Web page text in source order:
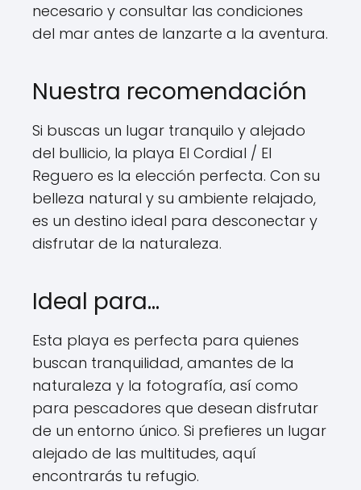
necesario y consultar las condiciones
del mar antes de lanzarte a la aventura.
Nuestra recomendación
Si buscas un lugar tranquilo y alejado
del bullicio, la playa El Cordial / El
Reguero es la elección perfecta. Con su
belleza natural y su ambiente relajado,
es un destino ideal para desconectar y
disfrutar de la naturaleza.
Ideal para…
Esta playa es perfecta para quienes
buscan tranquilidad, amantes de la
naturaleza y la fotografía, así como
para pescadores que desean disfrutar
de un entorno único. Si prefieres un lugar
alejado de las multitudes, aquí
encontrarás tu refugio.